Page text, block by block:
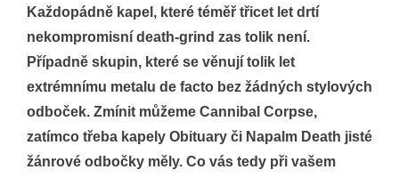
Každopádně kapel, které téměř třicet let drtí
nekompromisní death-grind zas tolik není.
Případně skupin, které se věnují tolik let
extrémnímu metalu de facto bez žádných stylových
odboček. Zmínit můžeme Cannibal Corpse,
zatímco třeba kapely Obituary či Napalm Death jisté
žánrové odbočky měly. Co vás tedy při vašem